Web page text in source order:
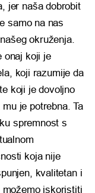
jer naša dobrobit
samo na nas
okruženja.
onaj koji je
koji razumije da
koji je dovoljno
je potrebna. Ta
spremnost s
koja nije
kvalitetan i
iskoristiti